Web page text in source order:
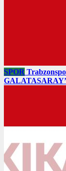
SPOR